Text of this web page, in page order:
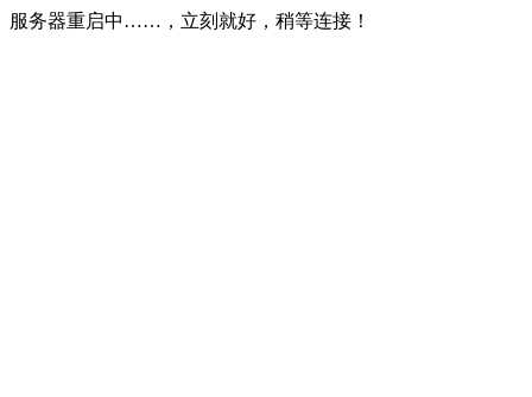
服务器重启中……，立刻就好，稍等连接！